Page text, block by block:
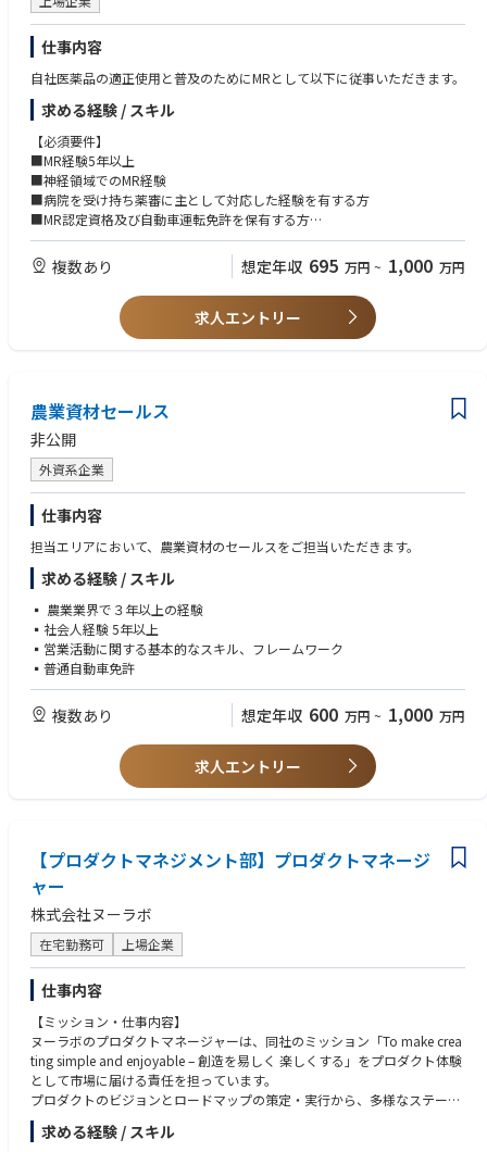
仕事内容
自社医薬品の適正使用と普及のためにMRとして以下に従事いただきます。
求める経験 / スキル
【必須要件】
■MR経験5年以上
■神経領域でのMR経験
■病院を受け持ち薬審に主として対応した経験を有する方
■MR認定資格及び自動車運転免許を保有する方
■将来的な転勤に対応可能な方
【歓迎要件】
■論文を読み込める英語力
複数あり 想定年収 695 万円 ~ 1,000 万円
求人エントリー
農業資材セールス
非公開
外資系企業
仕事内容
担当エリアにおいて、農業資材のセールスをご担当いただきます。
求める経験 / スキル
▪ 農業業界で３年以上の経験
▪社会人経験 5年以上
▪営業活動に関する基本的なスキル、フレームワーク
▪普通自動車免許
複数あり 想定年収 600 万円 ~ 1,000 万円
求人エントリー
【プロダクトマネジメント部】プロダクトマネージ
ャー
株式会社ヌーラボ
在宅勤務可 上場企業
仕事内容
【ミッション・仕事内容】
ヌーラボのプロダクトマネージャーは、同社のミッション「To make crea
ting simple and enjoyable – 創造を易しく 楽しくする」をプロダクト体験
として市場に届ける責任を担っています。
プロダクトのビジョンとロードマップの策定・実行から、多様なステーク
ホルダーのハブとなり、リリース後の市場浸透施策まで、PdMとPMMの両
面を横断的に担当します。
求める経験 / スキル